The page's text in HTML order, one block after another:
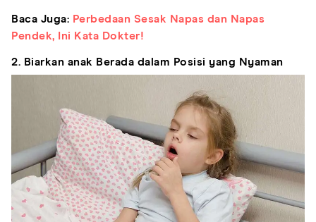
Baca Juga: Perbedaan Sesak Napas dan Napas
Pendek, Ini Kata Dokter!
2. Biarkan anak Berada dalam Posisi yang Nyaman